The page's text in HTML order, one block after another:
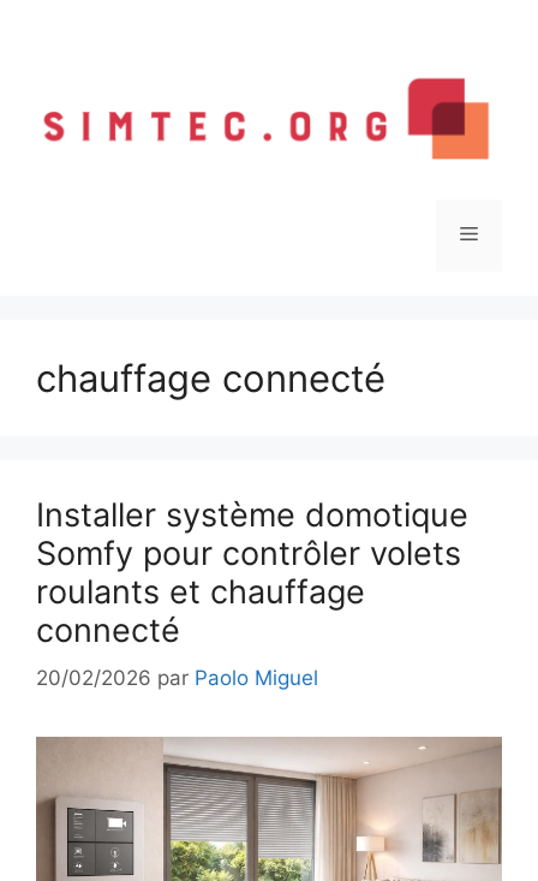
Menu
chauffage connecté
Installer système domotique
Somfy pour contrôler volets
roulants et chauffage
connecté
20/02/2026 par Paolo Miguel